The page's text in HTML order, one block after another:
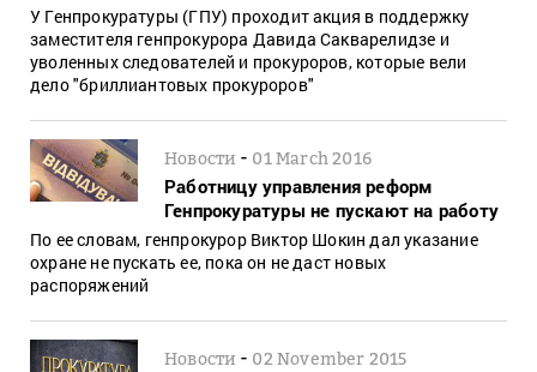
У Генпрокуратуры (ГПУ) проходит акция в поддержку
заместителя генпрокурора Давида Сакварелидзе и
уволенных следователей и прокуроров, которые вели
дело "бриллиантовых прокуроров"
Новости - 01 March 2016
Работницу управления реформ
Генпрокуратуры не пускают на работу
По ее словам, генпрокурор Виктор Шокин дал указание
охране не пускать ее, пока он не даст новых
распоряжений
Новости - 02 November 2015